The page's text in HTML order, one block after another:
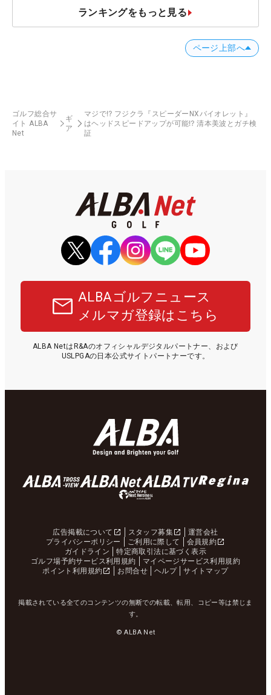
ランキングをもっと見る
ページ上部へ
ゴルフ総合サ
イト ALBA
Net
ギ
ア
マジで⁉️ フジクラ『スピーダーNXバイオレット』
はヘッドスピードアップが可能⁉️ 清本美波とガチ検
証
ALBAゴルフニュース
メルマガ登録はこちら
ALBA NetはR&Aのオフィシャルデジタルパートナー、および
USLPGAの日本公式サイトパートナーです。
広告掲載について スタッフ募集
運営会社
プライバシーポリシー
ご利用に際して
会員規約
ガイドライン
特定商取引法に基づく表示
ゴルフ場予約サービス利用規約
マイページサービス利用規約
ポイント利用規約
お問合せ ヘルプ サイトマップ
掲載されている全てのコンテンツの無断での転載、転用、コピー等は禁じま
す。
© ALBA Net